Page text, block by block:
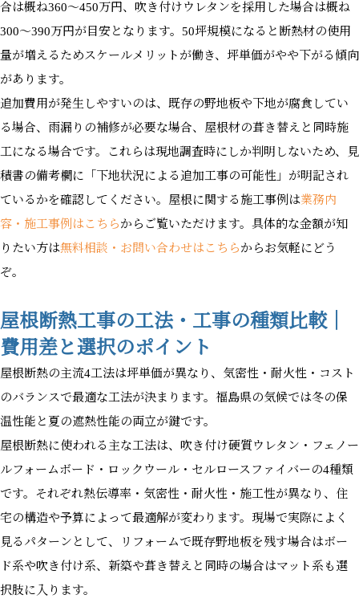
合は概ね360〜450万円、吹き付けウレタンを採用した場合は概ね
300〜390万円が目安となります。50坪規模になると断熱材の使用
量が増えるためスケールメリットが働き、坪単価がやや下がる傾向
があります。
追加費用が発生しやすいのは、既存の野地板や下地が腐食してい
る場合、雨漏りの補修が必要な場合、屋根材の葺き替えと同時施
工になる場合です。これらは現地調査時にしか判明しないため、見
積書の備考欄に「下地状況による追加工事の可能性」が明記され
ているかを確認してください。屋根に関する施工事例は業務内
容・施工事例はこちらからご覧いただけます。具体的な金額が知
りたい方は無料相談・お問い合わせはこちらからお気軽にどう
ぞ。
屋根断熱工事の工法・工事の種類比較｜
費用差と選択のポイント
屋根断熱の主流4工法は坪単価が異なり、気密性・耐火性・コスト
のバランスで最適な工法が決まります。福島県の気候では冬の保
温性能と夏の遮熱性能の両立が鍵です。
屋根断熱に使われる主な工法は、吹き付け硬質ウレタン・フェノー
ルフォームボード・ロックウール・セルロースファイバーの4種類
です。それぞれ熱伝導率・気密性・耐火性・施工性が異なり、住
宅の構造や予算によって最適解が変わります。現場で実際によく
見るパターンとして、リフォームで既存野地板を残す場合はボー
ド系や吹き付け系、新築や葺き替えと同時の場合はマット系も選
択肢に入ります。